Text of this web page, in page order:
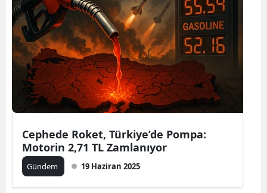
Cephede Roket, Türkiye’de Pompa:
Motorin 2,71 TL Zamlanıyor
Gündem 19 Haziran 2025